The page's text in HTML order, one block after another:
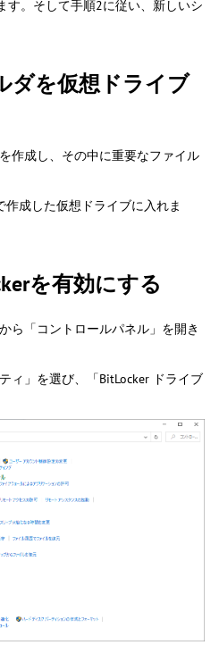
す。そして手順2に従い、新しいシ
ダを仮想ドライブ
作成し、その中に重要なファイル
成した仮想ドライブに入れま
を有効にする
ら「コントロールパネル」を開き
ィ」を選び、「BitLocker ドライブ